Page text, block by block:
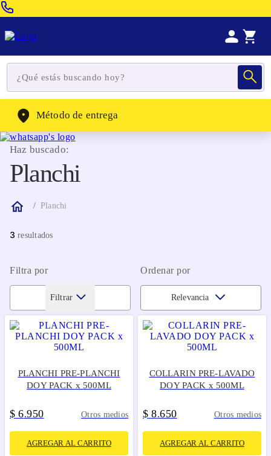
WhatsApp: (302) 262-4104
Método de entrega
Haz buscado:
Planchi
Planchi
3
Filtra por Ordenar por
Filtrar Relevancia
PLANCHI PRE-PLANCHI
DOY PACK x 500ML
$ 6.950 Otros medios
AGREGAR AL CARRITO
COLLARIN PRE-LAVADO
DOY PACK x 500ML
$ 8.650 Otros medios
AGREGAR AL CARRITO